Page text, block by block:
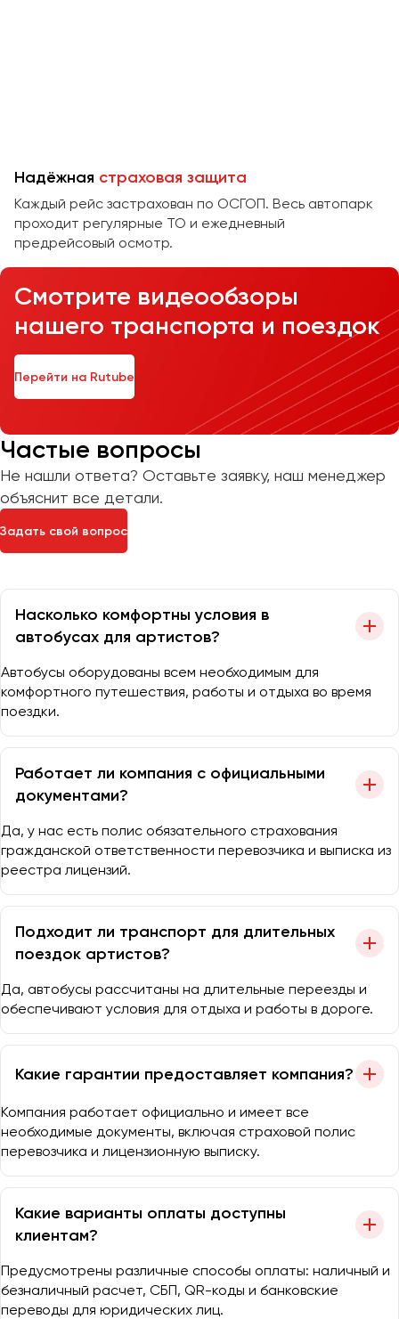
Надёжная страховая защита
Каждый рейс застрахован по ОСГОП. Весь автопарк
проходит регулярные ТО и ежедневный
предрейсовый осмотр.
Смотрите видеообзоры
нашего транспорта и поездок
Перейти на Rutube
Частые вопросы
Не нашли ответа? Оставьте заявку, наш менеджер
объяснит все детали.
Задать свой вопрос
Насколько комфортны условия в
автобусах для артистов?
Автобусы оборудованы всем необходимым для
комфортного путешествия, работы и отдыха во время
поездки.
Работает ли компания с официальными
документами?
Да, у нас есть полис обязательного страхования
гражданской ответственности перевозчика и выписка из
реестра лицензий.
Подходит ли транспорт для длительных
поездок артистов?
Да, автобусы рассчитаны на длительные переезды и
обеспечивают условия для отдыха и работы в дороге.
Какие гарантии предоставляет компания?
Компания работает официально и имеет все
необходимые документы, включая страховой полис
перевозчика и лицензионную выписку.
Какие варианты оплаты доступны
клиентам?
Предусмотрены различные способы оплаты: наличный и
безналичный расчет, СБП, QR-коды и банковские
переводы для юридических лиц.